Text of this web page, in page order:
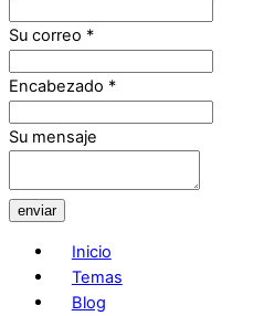
Su correo *
Encabezado *
Su mensaje
enviar
Inicio
Temas
Blog